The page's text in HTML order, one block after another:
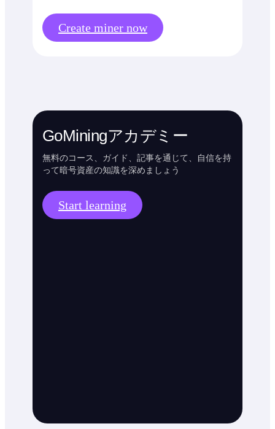
Create miner now
GoMiningアカデミー
無料のコース、ガイド、記事を通じて、自信を持
って暗号資産の知識を深めましょう
Start learning